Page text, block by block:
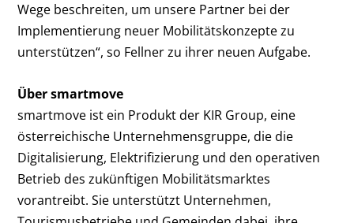
Wege beschreiten, um unsere Partner bei der
Implementierung neuer Mobilitätskonzepte zu
unterstützen“, so Fellner zu ihrer neuen Aufgabe.
Über smartmove
smartmove ist ein Produkt der KIR Group, eine
österreichische Unternehmensgruppe, die die
Digitalisierung, Elektrifizierung und den operativen
Betrieb des zukünftigen Mobilitätsmarktes
vorantreibt. Sie unterstützt Unternehmen,